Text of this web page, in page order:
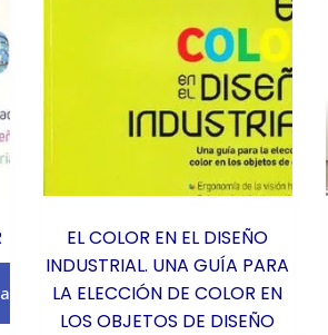
EL COLOR EN EL DISEÑO
INDUSTRIAL. UNA GUÍA PARA
LA ELECCIÓN DE COLOR EN
LOS OBJETOS DE DISEÑO